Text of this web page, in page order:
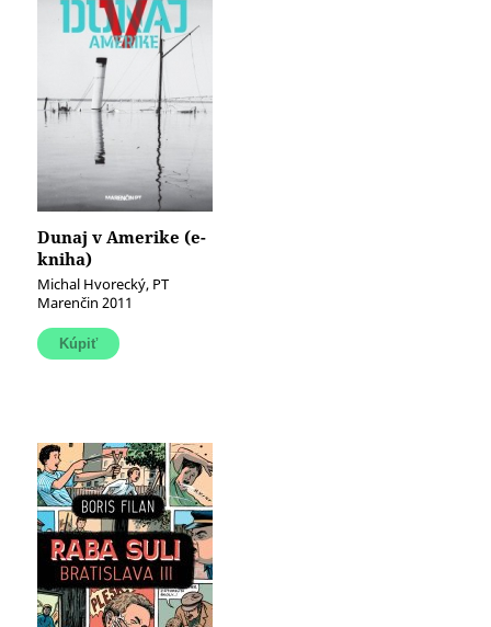
Dunaj v Amerike (e-
kniha)
Michal Hvorecký, PT
Marenčin 2011